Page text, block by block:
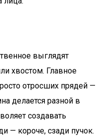
выглядят
хвостом. Главное
отросших прядей —
делается разной в
создавать
— короче, сзади пучок.